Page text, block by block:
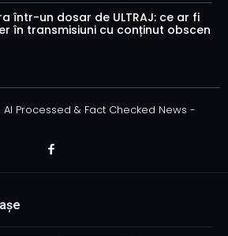
într-un dosar de ULTRAJ: ce ar fi
în transmisiuni cu conținut obscen
Processed & Fact Checked News -